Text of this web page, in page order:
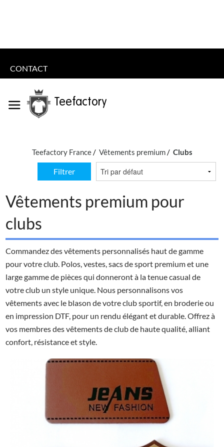
CONTACT
Teefactory
Teefactory France Vêtements premium Clubs
Filtrer
Vêtements premium pour
clubs
Commandez des vêtements personnalisés haut de gamme
pour votre club. Polos, vestes, sacs de sport premium et une
large gamme de pièces qui donneront à la tenue casual de
votre club un style unique. Nous personnalisons vos
vêtements avec le blason de votre club sportif, en broderie ou
en impression DTF, pour un rendu élégant et durable. Offrez à
vos membres des vêtements de club de haute qualité, alliant
confort, résistance et style.